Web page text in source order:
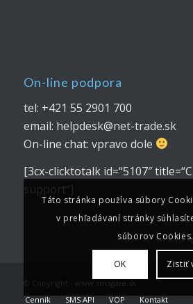
On-line podpora
tel: +421 55 2901 700
email: helpdesk@net-trade.sk
On-line chat: vpravo dole
[3cx-clicktotalk id=“5107″
support“]
© Copyright - www.smsgate.sk
Cenník
SMS API VOP Kontakt
Táto stránka používa súbory
v prehľadávaní stránky
súborov Cookies.
OK Zistiť